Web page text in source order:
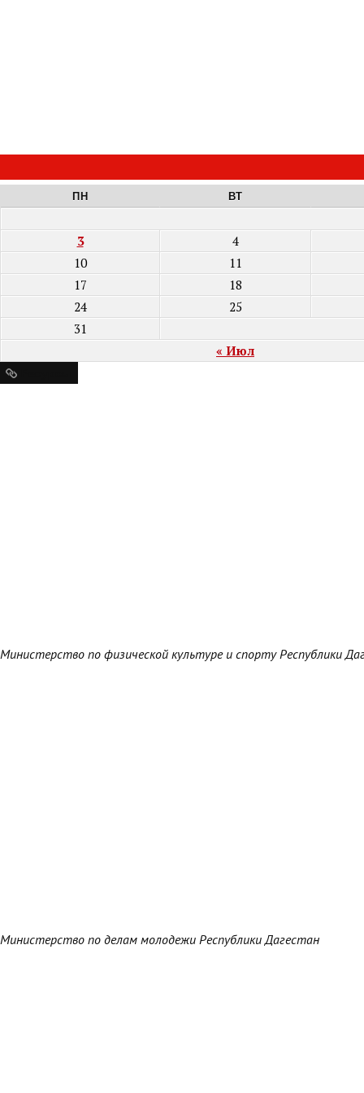
ПН ВТ
« Июл
3
4
10
11
17
18
24
25
31
Министерство по физической культуре и спорту Республики
Министерство по делам молодежи Республики Дагестан